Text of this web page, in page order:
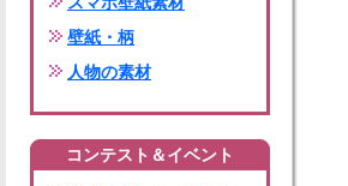
壁紙・柄
人物の素材
コンテスト＆イベント